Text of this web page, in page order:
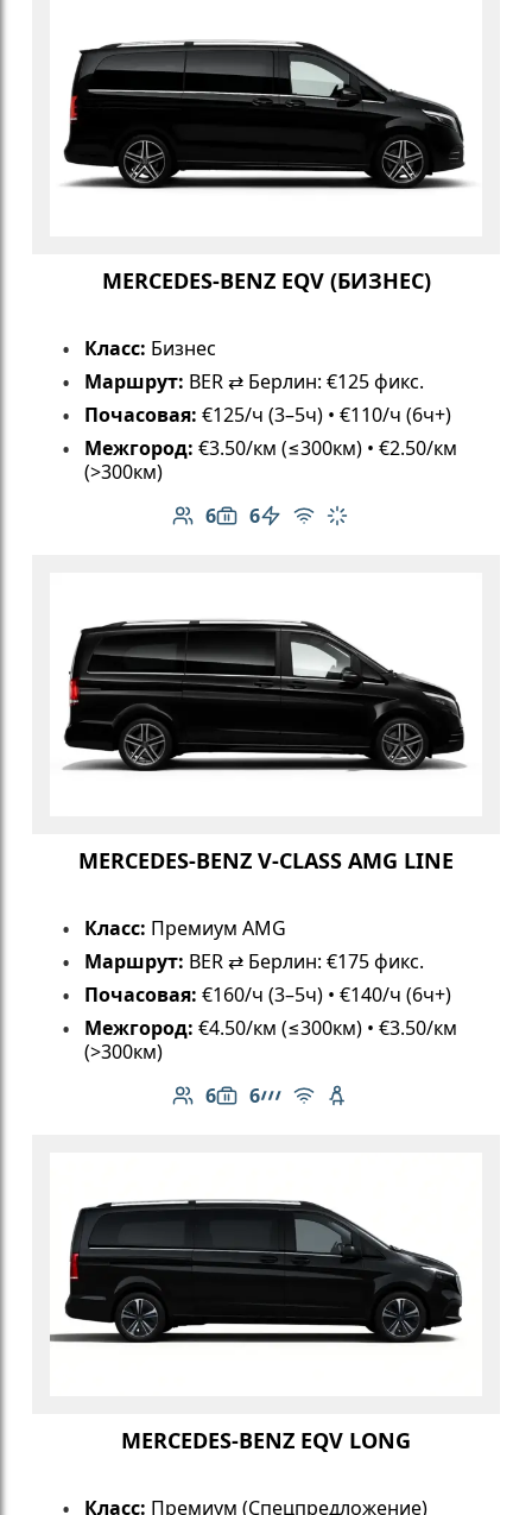
MERCEDES-BENZ EQV (БИЗНЕС)
Класс: Бизнес
Маршрут: BER ⇄ Берлин: €125 фикс.
Почасовая: €125/ч (3–5ч) • €110/ч (6ч+)
Межгород: €3.50/км (≤300км) • €2.50/км
(>300км)
6
Количество пассажиров: 6
6
Вместимость багажа: 6
Электромобиль
Бесплатный Wi-Fi
Климат-контроль
MERCEDES-BENZ V-CLASS AMG LINE
Класс: Премиум AMG
Маршрут: BER ⇄ Берлин: €175 фикс.
Почасовая: €160/ч (3–5ч) • €140/ч (6ч+)
Межгород: €4.50/км (≤300км) • €3.50/км
(>300км)
6
Количество пассажиров: 6
6
Вместимость багажа: 6
Линейка AMG
Бесплатный Wi-Fi
Детское кресло
MERCEDES-BENZ EQV LONG
Класс: Премиум (Спецпредложение)